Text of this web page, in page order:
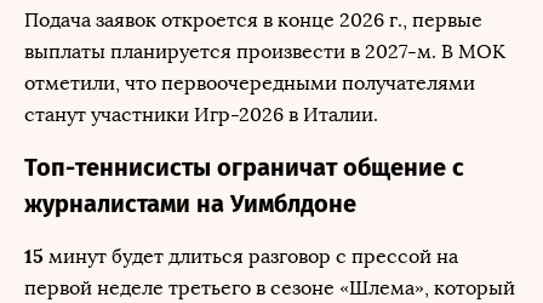
Подача заявок откроется в конце 2026 г., первые
выплаты планируется произвести в 2027-м. В МОК
отметили, что первоочередными получателями
станут участники Игр-2026 в Италии.
Топ-теннисисты ограничат общение с
журналистами на Уимблдоне
15 минут будет длиться разговор с прессой на
первой неделе третьего в сезоне «Шлема», который